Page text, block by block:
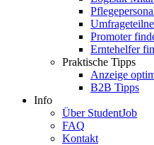
Promoter
Erntehelfer
Praktische Tipps
Anzeige
B2B Tipps
Info
Über StudentJob
FAQ
Kontakt